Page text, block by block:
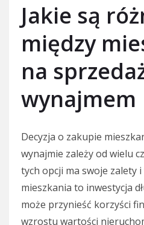
Jakie są
między
na
wynajmem
Decyzja o zakupie
wynajmie zależy od wielu
tych opcji ma swoje zalety
mieszkania to inwestycja
może przynieść korzyści
wzrostu wartości